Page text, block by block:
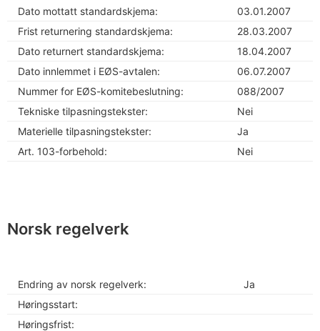
Dato mottatt standardskjema:
03.01.2007
Frist returnering standardskjema:
28.03.2007
Dato returnert standardskjema:
18.04.2007
Dato innlemmet i EØS-avtalen:
06.07.2007
Nummer for EØS-komitebeslutning:
088/2007
Tekniske tilpasningstekster:
Nei
Materielle tilpasningstekster:
Ja
Art. 103-forbehold:
Nei
Norsk regelverk
Endring av norsk regelverk:
Ja
Høringsstart:
Høringsfrist: